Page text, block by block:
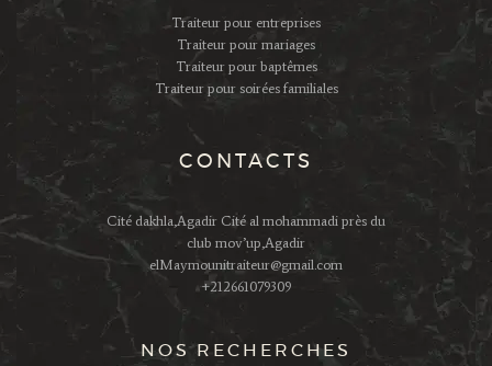
Traiteur pour entreprises
Traiteur pour mariages
Traiteur pour baptêmes
Traiteur pour soirées familiales
CONTACTS
Cité dakhla,Agadir Cité al mohammadi près du
club mov’up,Agadir
elMaymounitraiteur@gmail.com
+212661079309
NOS RECHERCHES